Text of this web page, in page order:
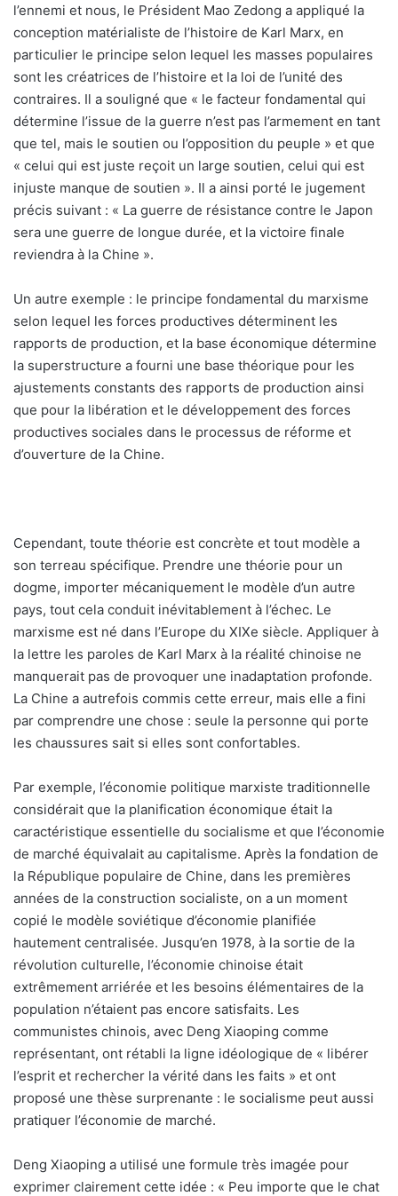
l’ennemi et nous, le Président Mao Zedong a appliqué la
conception matérialiste de l’histoire de Karl Marx, en
particulier le principe selon lequel les masses populaires
sont les créatrices de l’histoire et la loi de l’unité des
contraires. Il a souligné que « le facteur fondamental qui
détermine l’issue de la guerre n’est pas l’armement en tant
que tel, mais le soutien ou l’opposition du peuple » et que
« celui qui est juste reçoit un large soutien, celui qui est
injuste manque de soutien ». Il a ainsi porté le jugement
précis suivant : « La guerre de résistance contre le Japon
sera une guerre de longue durée, et la victoire finale
reviendra à la Chine ».
Un autre exemple : le principe fondamental du marxisme
selon lequel les forces productives déterminent les
rapports de production, et la base économique détermine
la superstructure a fourni une base théorique pour les
ajustements constants des rapports de production ainsi
que pour la libération et le développement des forces
productives sociales dans le processus de réforme et
d’ouverture de la Chine.
Cependant, toute théorie est concrète et tout modèle a
son terreau spécifique. Prendre une théorie pour un
dogme, importer mécaniquement le modèle d’un autre
pays, tout cela conduit inévitablement à l’échec. Le
marxisme est né dans l’Europe du XIXe siècle. Appliquer à
la lettre les paroles de Karl Marx à la réalité chinoise ne
manquerait pas de provoquer une inadaptation profonde.
La Chine a autrefois commis cette erreur, mais elle a fini
par comprendre une chose : seule la personne qui porte
les chaussures sait si elles sont confortables.
Par exemple, l’économie politique marxiste traditionnelle
considérait que la planification économique était la
caractéristique essentielle du socialisme et que l’économie
de marché équivalait au capitalisme. Après la fondation de
la République populaire de Chine, dans les premières
années de la construction socialiste, on a un moment
copié le modèle soviétique d’économie planifiée
hautement centralisée. Jusqu’en 1978, à la sortie de la
révolution culturelle, l’économie chinoise était
extrêmement arriérée et les besoins élémentaires de la
population n’étaient pas encore satisfaits. Les
communistes chinois, avec Deng Xiaoping comme
représentant, ont rétabli la ligne idéologique de « libérer
l’esprit et rechercher la vérité dans les faits » et ont
proposé une thèse surprenante : le socialisme peut aussi
pratiquer l’économie de marché.
Deng Xiaoping a utilisé une formule très imagée pour
exprimer clairement cette idée : « Peu importe que le chat